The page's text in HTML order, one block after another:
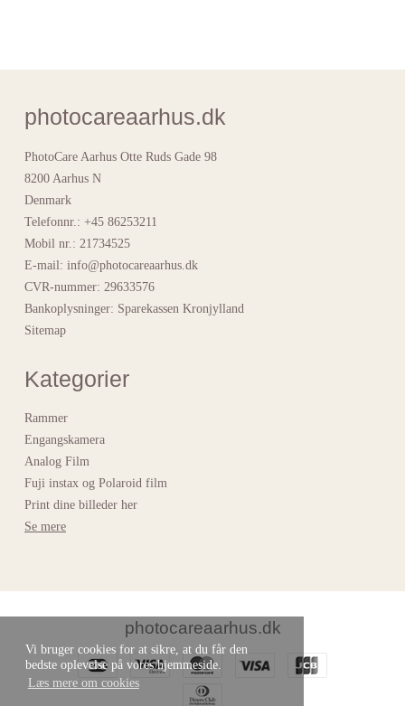
Vi bruger cookies for at sikre, at du får den
bedste oplevelse på vores hjemmeside.
Læs mere om cookies
photocareaarhus.dk
PhotoCare Aarhus Otte Ruds Gade 98
8200 Aarhus N
Denmark
Telefonnr. : +45 86253211
Mobil nr. : 21734525
E-mail: info@photocareaarhus.dk
CVR-nummer: 29633576
Bankoplysninger: Sparekassen Kronjylland
Sitemap
Kategorier
Rammer
Engangskamera
Analog Film
Fuji instax og Polaroid film
Print dine billeder her
Se mere
photocareaarhus.dk